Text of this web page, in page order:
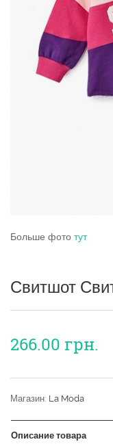
Больше фото тут
Свитшот
266.00 грн.
Магазин: La Moda
Описание товара